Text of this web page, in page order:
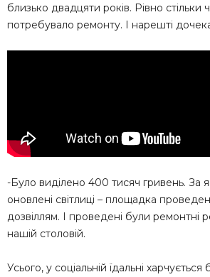
близько двадцяти років. Рівно
потребувало ремонту. І нарешті
-Було виділено 400 тисяч гривень. За
оновлені світлиці – площадка
дозвіллям. І проведені були ремонтні
нашій столовій.
Усього, у соціальній їдальні